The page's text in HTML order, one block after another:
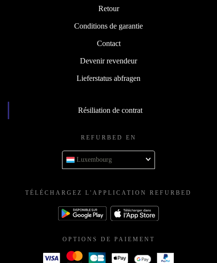
Retour
Conditions de garantie
Contact
Devenir revendeur
Lieferstatus abfragen
Résiliation de contrat
REFURBED EN
Luxembourg
TÉLÉCHARGEZ L'APPLICATION REFURBED
OPTIONS DE PAIEMENT